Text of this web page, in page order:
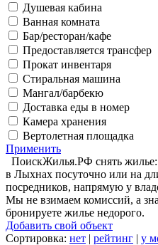
Душевая кабина
Ванная комната
Бар/ресторан/кафе
Предоставляется трансфер
Прокат инвентаря
Стиральная машина
Мангал/барбекю
Доставка еды в номер
Камера хранения
Вертолетная площадка
Применить
ПоискЖилья.РФ снять
в Лыхнах посуточно или на
посредников, напрямую у
Мы не взимаем комиссий, а
бронируете жилье недорого.
Добавить свой объект
Сортировка: нет | рейтинг | у